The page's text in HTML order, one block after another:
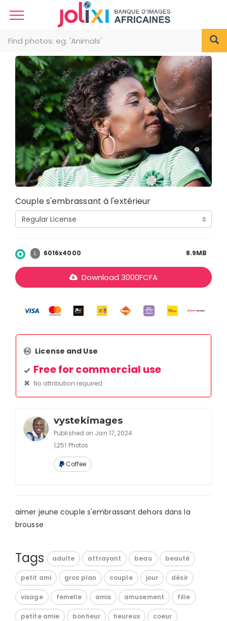
Couple s'embrassant à l'extérieur
L 6016x4000 8.9MB
Download 3000FCFA
License and Use
Free for commercial use
No attribution required
vystekimages
Published on Jan 17, 2024
1,251 Photos
Coffee
aimer jeune couple s'embrassant dehors dans la
brousse
Tags adulte attrayant beau beauté
petit ami gros plan couple jour désir
visage femelle amis amusement fille
petite amie bonheur heureux coeur